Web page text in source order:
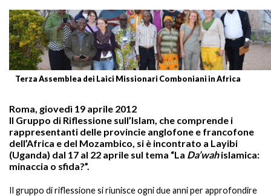
Terza Assemblea dei Laici Missionari Comboniani in Africa
Roma, giovedì 19 aprile 2012
Il Gruppo di Riflessione sull’Islam, che comprende i
rappresentanti delle provincie anglofone e francofone
dell’Africa e del Mozambico, si è incontrato a Layibi
(Uganda) dal 17 al 22 aprile sul tema “La Da’wahislamica:
minaccia o sfida?”.
Il gruppo di riflessione si riunisce ogni due anni per approfondire